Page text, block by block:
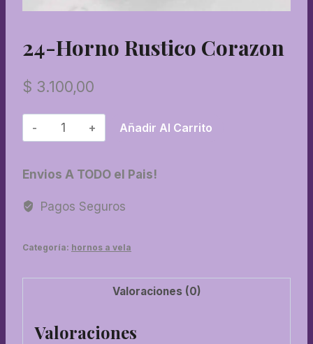
24-Horno Rustico Corazon
$ 3.100,00
24-
Horno
corazon
Añadir Al Carrito
Envios A TODO el Pais!
Pagos Seguros
Categoría: hornos a vela
Valoraciones (0)
Valoraciones